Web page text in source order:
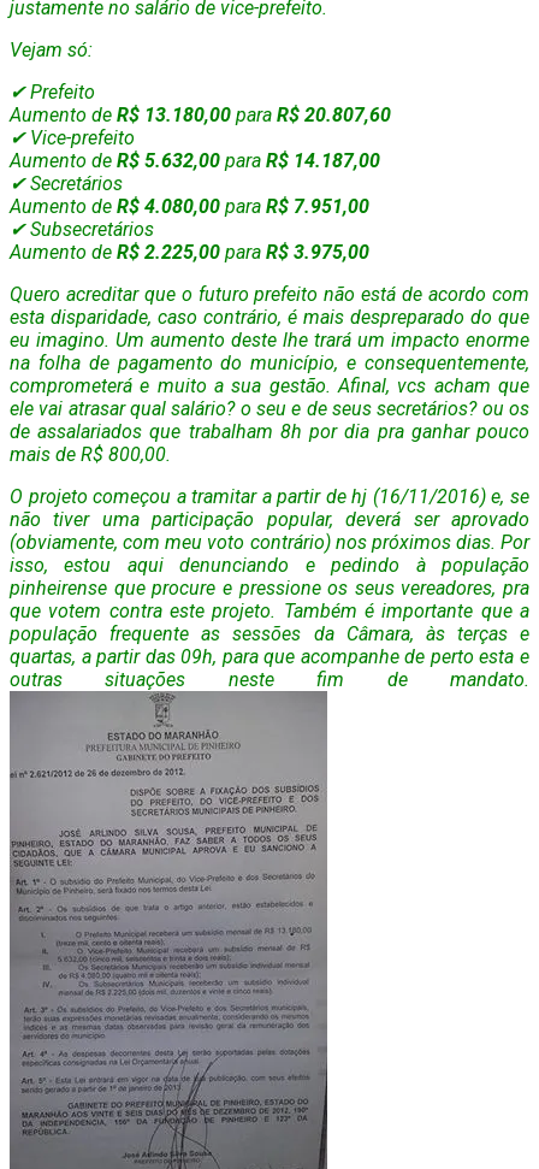
justamente no salário de vice-prefeito.
Vejam só:
✔Prefeito
Aumento de R$ 13.180,00 para R$ 20.807,60
✔Vice-prefeito
Aumento de R$ 5.632,00 para R$ 14.187,00
✔Secretários
Aumento de R$ 4.080,00 para R$ 7.951,00
✔Subsecretários
Aumento de R$ 2.225,00 para R$ 3.975,00
Quero acreditar que o futuro prefeito não está de acordo com
esta disparidade, caso contrário, é mais despreparado do que
eu imagino. Um aumento deste lhe trará um impacto enorme
na folha de pagamento do município, e consequentemente,
comprometerá e muito a sua gestão. Afinal, vcs acham que
ele vai atrasar qual salário? o seu e de seus secretários? ou os
de assalariados que trabalham 8h por dia pra ganhar pouco
mais de R$ 800,00.
O projeto começou a tramitar a partir de hj (16/11/2016) e, se
não tiver uma participação popular, deverá ser aprovado
(obviamente, com meu voto contrário) nos próximos dias. Por
isso, estou aqui denunciando e pedindo à população
pinheirense que procure e pressione os seus vereadores, pra
que votem contra este projeto. Também é importante que a
população frequente as sessões da Câmara, às terças e
quartas, a partir das 09h, para que acompanhe de perto esta e
outras situações neste fim de mandato.